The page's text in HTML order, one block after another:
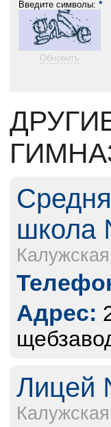
Введите символы: *
Обновить
школа
Адрес:
Лицей